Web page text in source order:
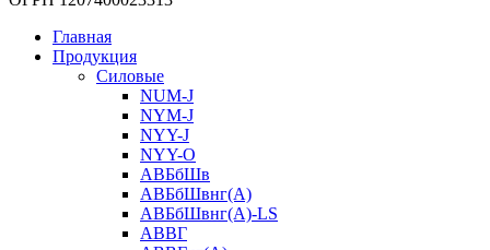
Главная
Продукция
Силовые
NUM-J
NYM-J
NYY-J
NYY-O
АВБбШв
АВБбШвнг(А)
АВБбШвнг(А)-LS
АВВГ